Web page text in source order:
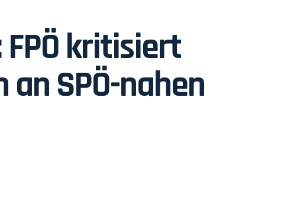
kritisiert
SPÖ-nahen